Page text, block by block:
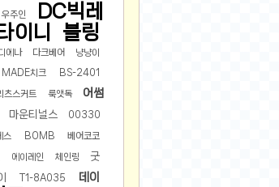
우주인
DC빅레
타이니 블링
에나 다크베어 냥냥이
MADE치크 BS-2401
츠스커트 룩앳독
어썸
마운티널스 00330
스 BOMB 베어코코
에이레인 체인링 굿
T1-8A035 데이